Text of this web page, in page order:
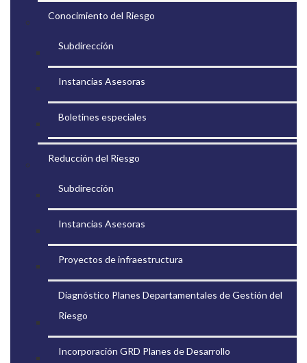
Conocimiento del Riesgo
Subdirección
Instancias Asesoras
Boletines especiales
Reducción del Riesgo
Subdirección
Instancias Asesoras
Proyectos de infraestructura
Diagnóstico Planes Departamentales de Gestión del
Riesgo
Incorporación GRD Planes de Desarrollo